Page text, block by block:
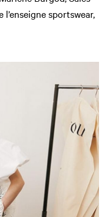
sportswear,